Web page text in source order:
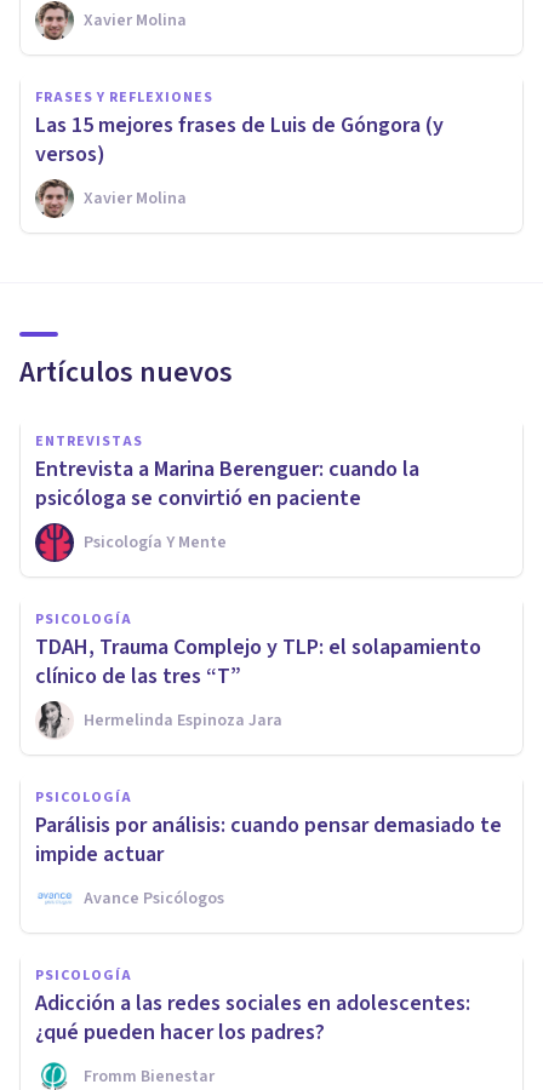
Xavier Molina
FRASES Y REFLEXIONES
Las 15 mejores frases de Luis de Góngora (y
versos)
Xavier Molina
Artículos nuevos
ENTREVISTAS
Entrevista a Marina Berenguer: cuando la
psicóloga se convirtió en paciente
Psicología Y Mente
PSICOLOGÍA
TDAH, Trauma Complejo y TLP: el solapamiento
clínico de las tres “T”
Hermelinda Espinoza Jara
PSICOLOGÍA
Parálisis por análisis: cuando pensar demasiado te
impide actuar
Avance Psicólogos
PSICOLOGÍA
Adicción a las redes sociales en adolescentes:
¿qué pueden hacer los padres?
Fromm Bienestar